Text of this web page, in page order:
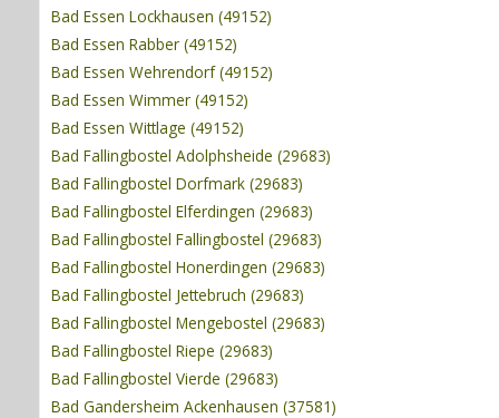
Bad Essen Lockhausen (49152)
Bad Essen Rabber (49152)
Bad Essen Wehrendorf (49152)
Bad Essen Wimmer (49152)
Bad Essen Wittlage (49152)
Bad Fallingbostel Adolphsheide (29683)
Bad Fallingbostel Dorfmark (29683)
Bad Fallingbostel Elferdingen (29683)
Bad Fallingbostel Fallingbostel (29683)
Bad Fallingbostel Honerdingen (29683)
Bad Fallingbostel Jettebruch (29683)
Bad Fallingbostel Mengebostel (29683)
Bad Fallingbostel Riepe (29683)
Bad Fallingbostel Vierde (29683)
Bad Gandersheim Ackenhausen (37581)